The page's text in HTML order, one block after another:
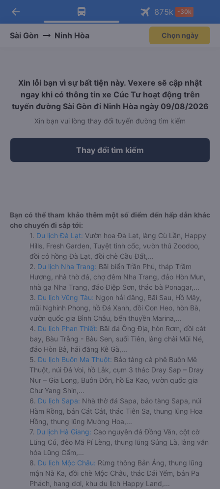
Tải app Vexere ngay!
Nhận ưu đãi thành viên độc
Mở app
Tải app Vexere
-30k/ghế khi đặt vé máy bay qua
Mở app
arrow_back 875k -30k
Sài Gòn Ninh Hòa Chọn ngày
Xin lỗi bạn vì sự bất tiện này. Vexere sẽ cập nhật
ngay khi có thông tin xe Cúc Tư hoạt động trên
tuyến đường Sài Gòn đi Ninh Hòa ngày 09/08/2026
Xin bạn vui lòng thay đổi tuyến đường tìm kiếm
Thay đổi tìm kiếm
Bạn có thể tham khảo thêm một số điểm đến hấp dẫn khác
cho chuyến đi sắp tới:
1. Du lịch Đà Lạt: Vườn hoa Đà Lạt, làng Cù Lần, Happy
Hills, Fresh Garden, Tuyệt tình cốc, vườn thú Zoodoo,
đồi cỏ hồng Đà Lạt, đồi chè Cầu Đất,...
2. Du lịch Nha Trang: Bãi biển Trần Phú, tháp Trầm
Hương, nhà thờ đá, chợ đêm Nha Trang, đảo Hòn Mun,
nhà ga Nha Trang, đảo Điệp Sơn, thác bà Ponagar,...
3. Du lịch Vũng Tàu: Ngọn hải đăng, Bãi Sau, Hồ Mây,
mũi Nghinh Phong, hồ Đá Xanh, đồi Con Heo, hòn Bà,
vườn quốc gia Bình Châu, bến thuyền Marina,...
4. Du lịch Phan Thiết: Bãi đá Ông Địa, hòn Rơm, đồi cát
bay, Bàu Trắng - Bàu Sen, suối Tiên, làng chài Mũi Né,
đảo Hòn Bà, hải đăng Kê Gà,...
5. Du lịch Buôn Ma Thuột: Bảo tàng cà phê Buôn Mê
Thuột, núi Đá Voi, hồ Lắk, cụm 3 thác Dray Sap – Dray
Nur – Gia Long, Buôn Đôn, hồ Ea Kao, vườn quốc gia
Chư Yang Shin,...
6. Du lịch Sapa: Nhà thờ đá Sapa, bảo tàng Sapa, núi
Hàm Rồng, bản Cát Cát, thác Tiên Sa, thung lũng Hoa
Hồng, thung lũng Mường Hoa,...
7. Du lịch Hà Giang: Cao nguyên đá Đồng Văn, cột cờ
Lũng Cú, đèo Mã Pí Lèng, thung lũng Sủng Là, làng văn
hóa Lũng Cẩm,...
8. Du lịch Mộc Châu: Rừng thông Bản Áng, thung lũng
mận Nà Ka, đồi chè Mộc Châu, thác Dải Yếm, bản Pa
Phách, hang dơi, khu du lịch Happy Land,...